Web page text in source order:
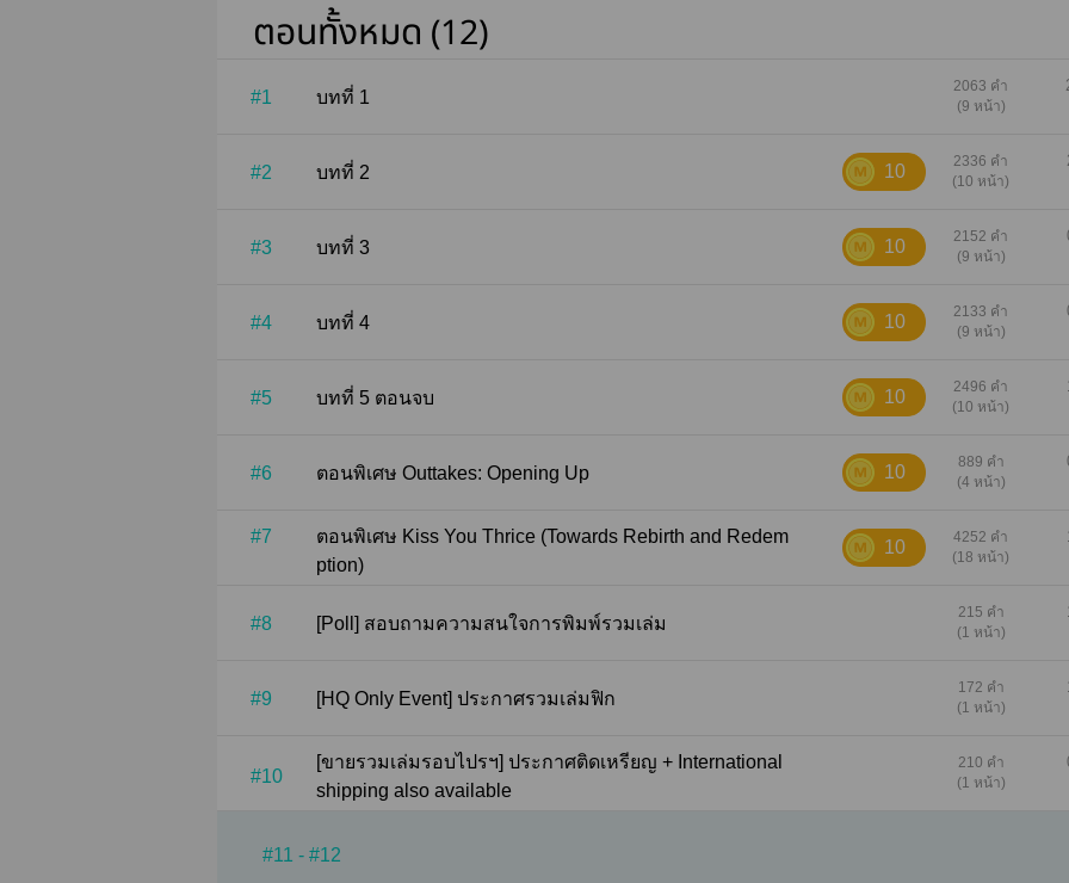
Disclaimer: All characters related to
Haikyuu!! are the property of Haruichi
ตอนทั้งหมด (12)
#1 บทที่ 1
2063 คำ
(9 หน้า)
#2 บทที่ 2 10
2336 คำ
(10 หน้า)
#3 บทที่ 3 10
2152 คำ
(9 หน้า)
#4 บทที่ 4 10
2133 คำ
(9 หน้า)
#5 บทที่ 5 ตอนจบ 10
2496 คำ
(10 หน้า)
#6 ตอนพิเศษ Outtakes: Opening Up 10
889 คำ
(4 หน้า)
#7
ตอนพิเศษ Kiss You Thrice (Towards Rebirth and Redem
ption)
10
4252 คำ
(18 หน้า)
#8 [Poll] สอบถามความสนใจการพิมพ์รวมเล่ม
215 คำ
(1 หน้า)
#9 [HQ Only Event] ประกาศรวมเล่มฟิก
172 คำ
(1 หน้า)
#10
[ขายรวมเล่มรอบไปรฯ] ประกาศติดเหรียญ + International
shipping also available
210 คำ
(1 หน้า)
#11 - #12